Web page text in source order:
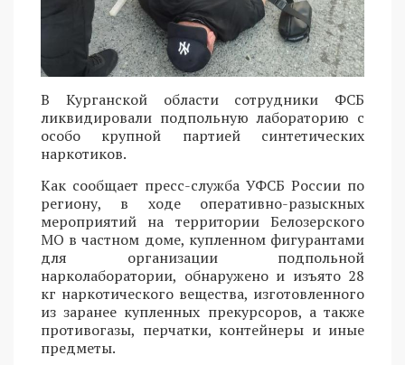
В Курганской области сотрудники ФСБ
ликвидировали подпольную лабораторию с
особо крупной партией синтетических
наркотиков.
Как сообщает пресс-служба УФСБ России по
региону, в ходе оперативно-разыскных
мероприятий на территории Белозерского
МО в частном доме, купленном фигурантами
для организации подпольной
нарколаборатории, обнаружено и изъято 28
кг наркотического вещества, изготовленного
из заранее купленных прекурсоров, а также
противогазы, перчатки, контейнеры и иные
предметы.